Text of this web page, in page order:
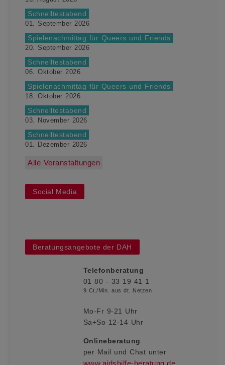
Schnelltestabend
01. September 2026
Spielenachmittag für Queers und Friends
20. September 2026
Schnelltestabend
06. Oktober 2026
Spielenachmittag für Queers und Friends
18. Oktober 2026
Schnelltestabend
03. November 2026
Schnelltestabend
01. Dezember 2026
Alle Veranstaltungen
Social Media
Beratungsangebote der DAH
Telefonberatung
01 80 - 33 19 41 1
9 Ct./Min. aus dt. Netzen
Mo-Fr 9-21 Uhr
Sa+So 12-14 Uhr
Onlineberatung
per Mail und Chat unter